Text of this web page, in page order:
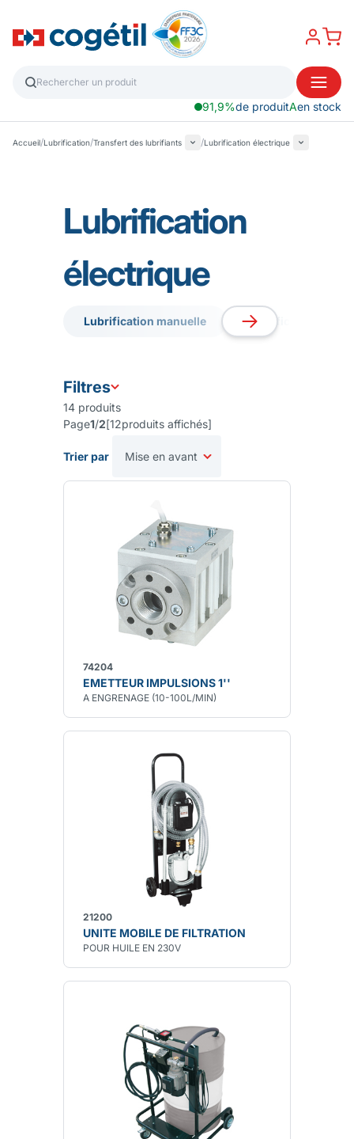
91,9%de produitAen stock
Accueil/Lubrification/Transfert des lubrifiants /Lubrification électrique
Lubrification
électrique
Lubrification manuelle
Lubrification
Lubrification
Filtres
14 produits
Page1/2[12produits affichés]
Trier par
74204
EMETTEUR IMPULSIONS 1''
A ENGRENAGE (10-100L/MIN)
21200
UNITE MOBILE DE FILTRATION
POUR HUILE EN 230V